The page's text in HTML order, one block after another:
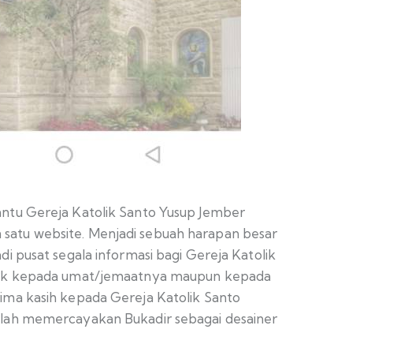
Gereja Katolik Santo Yusup Jember
website. Menjadi sebuah harapan besar
pusat segala informasi bagi Gereja Katolik
kepada umat/jemaatnya maupun kepada
kasih kepada Gereja Katolik Santo
memercayakan Bukadir sebagai desainer